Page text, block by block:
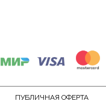
ПУБЛИЧНАЯ ОФЕРТА